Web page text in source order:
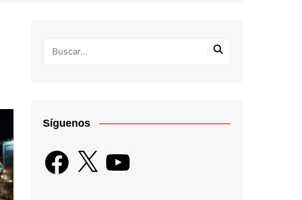
Síguenos
Facebook
X YouTube